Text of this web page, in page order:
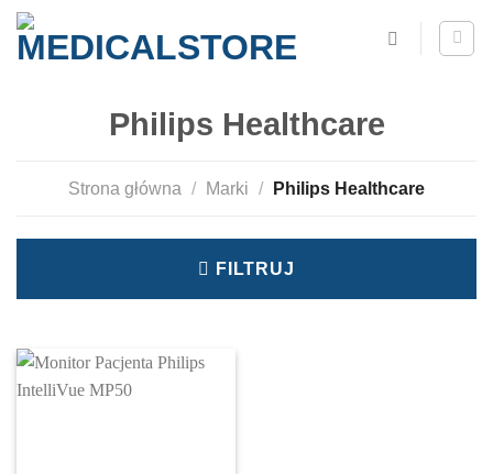
Philips Healthcare
Strona główna / Marki / Philips Healthcare
FILTRUJ